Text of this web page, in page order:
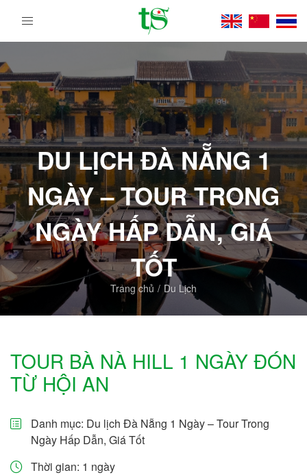
Tour
Lịch
Việt
Nam
Từ
Bắc
Vào
Nam
|
Trường
Sa
Tourist
DMC
DU LỊCH ĐÀ NẴNG 1
NGÀY – TOUR TRONG
NGÀY HẤP DẪN, GIÁ
TỐT
Trang chủ Du Lịch
TOUR BÀ NÀ HILL 1 NGÀY ĐÓN
TỪ HỘI AN
Danh mục: Du lịch Đà Nẵng 1 Ngày – Tour Trong
Ngày Hấp Dẫn, Giá Tốt
Thời gian: 1 ngày